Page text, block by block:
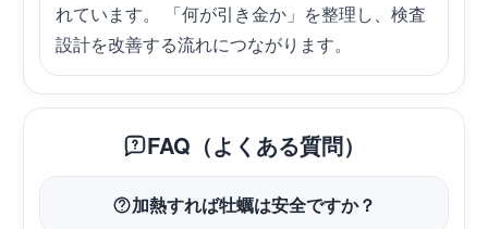
れています。 「何が引き金か」を整理し、検査
設計を改善する流れにつながります。
FAQ（よくある質問）
加熱すれば牡蠣は安全ですか？